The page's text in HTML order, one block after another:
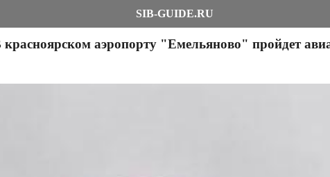
SIB-GUIDE.RU
красноярском аэропорту "Емельяново" пройдет